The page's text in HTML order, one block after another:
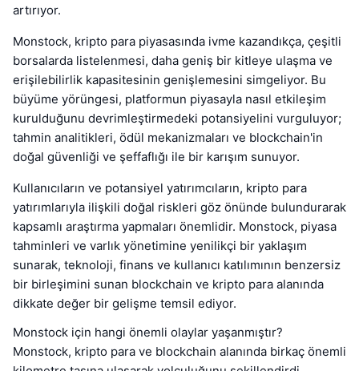
artırıyor.
Monstock, kripto para piyasasında ivme kazandıkça, çeşitli
borsalarda listelenmesi, daha geniş bir kitleye ulaşma ve
erişilebilirlik kapasitesinin genişlemesini simgeliyor. Bu
büyüme yörüngesi, platformun piyasayla nasıl etkileşim
kurulduğunu devrimleştirmedeki potansiyelini vurguluyor;
tahmin analitikleri, ödül mekanizmaları ve blockchain'in
doğal güvenliği ve şeffaflığı ile bir karışım sunuyor.
Kullanıcıların ve potansiyel yatırımcıların, kripto para
yatırımlarıyla ilişkili doğal riskleri göz önünde bulundurarak
kapsamlı araştırma yapmaları önemlidir. Monstock, piyasa
tahminleri ve varlık yönetimine yenilikçi bir yaklaşım
sunarak, teknoloji, finans ve kullanıcı katılımının benzersiz
bir birleşimini sunan blockchain ve kripto para alanında
dikkate değer bir gelişme temsil ediyor.
Monstock için hangi önemli olaylar yaşanmıştır?
Monstock, kripto para ve blockchain alanında birkaç önemli